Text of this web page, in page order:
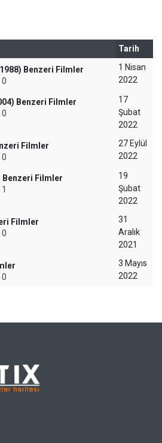
Tarih
Benzeri Filmler
0
1 Nisan
2022
Benzeri Filmler
0
17
Şubat
2022
Filmler
0
27 Eylül
2022
Benzeri Filmler
1
19
Şubat
2022
Filmler
0
31
Aralık
2021
0
3 Mayıs
2022